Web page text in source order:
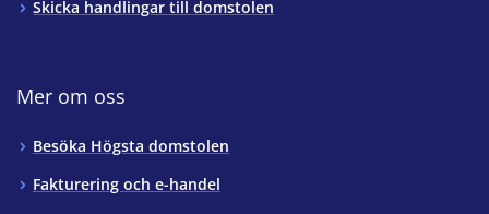
Skicka handlingar till domstolen
Mer om oss
Besöka Högsta domstolen
Fakturering och e-handel